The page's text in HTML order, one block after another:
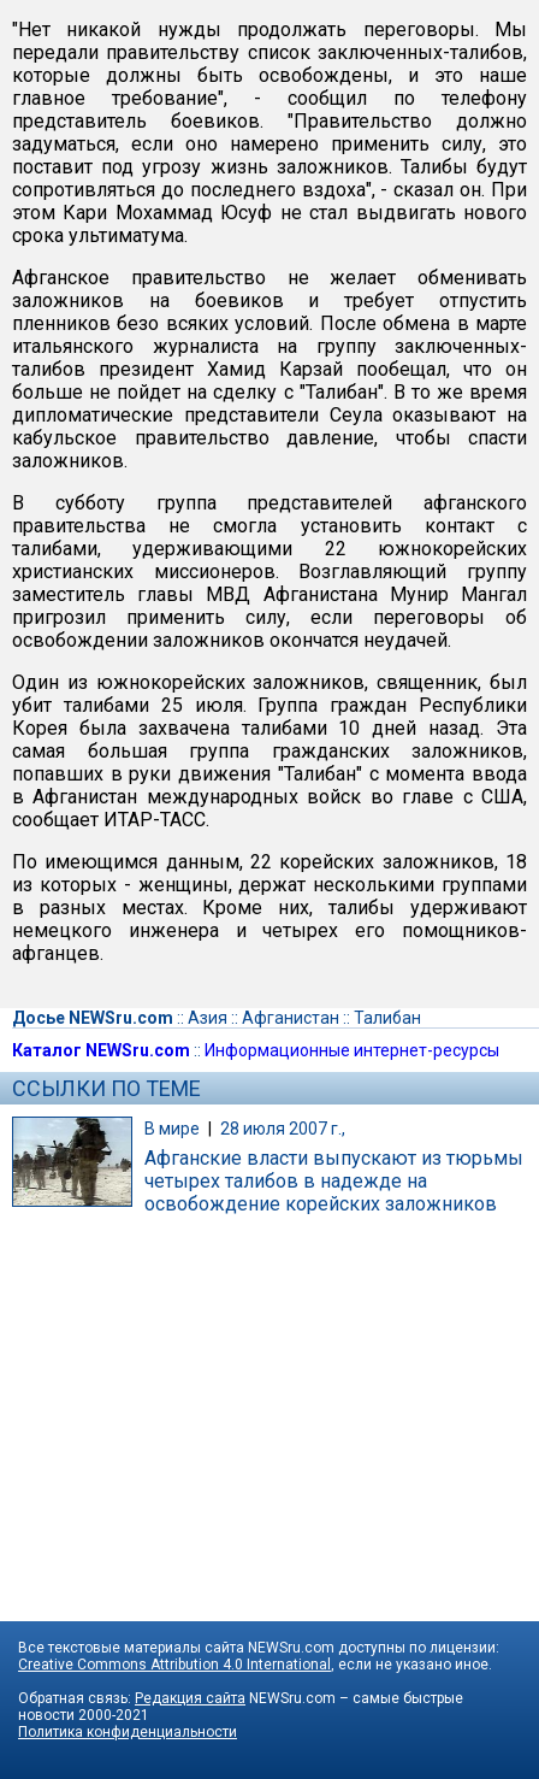
"Нет никакой нужды продолжать переговоры. Мы
передали правительству список заключенных-талибов,
которые должны быть освобождены, и это наше
главное требование", - сообщил по телефону
представитель боевиков. "Правительство должно
задуматься, если оно намерено применить силу, это
поставит под угрозу жизнь заложников. Талибы будут
сопротивляться до последнего вздоха", - сказал он. При
этом Кари Мохаммад Юсуф не стал выдвигать нового
срока ультиматума.
Афганское правительство не желает обменивать
заложников на боевиков и требует отпустить
пленников безо всяких условий. После обмена в марте
итальянского журналиста на группу заключенных-
талибов президент Хамид Карзай пообещал, что он
больше не пойдет на сделку с "Талибан". В то же время
дипломатические представители Сеула оказывают на
кабульское правительство давление, чтобы спасти
заложников.
В субботу группа представителей афганского
правительства не смогла установить контакт с
талибами, удерживающими 22 южнокорейских
христианских миссионеров. Возглавляющий группу
заместитель главы МВД Афганистана Мунир Мангал
пригрозил применить силу, если переговоры об
освобождении заложников окончатся неудачей.
Один из южнокорейских заложников, священник, был
убит талибами 25 июля. Группа граждан Республики
Корея была захвачена талибами 10 дней назад. Эта
самая большая группа гражданских заложников,
попавших в руки движения "Талибан" с момента ввода
в Афганистан международных войск во главе с США,
сообщает ИТАР-ТАСС.
По имеющимся данным, 22 корейских заложников, 18
из которых - женщины, держат несколькими группами
в разных местах. Кроме них, талибы удерживают
немецкого инженера и четырех его помощников-
афганцев.
Досье NEWSru.com :: Азия :: Афганистан :: Талибан
Каталог NEWSru.com :: Информационные интернет-ресурсы
ССЫЛКИ ПО ТЕМЕ
В мире | 28 июля 2007 г.,
Афганские власти выпускают из тюрьмы
четырех талибов в надежде на
освобождение корейских заложников
Все текстовые материалы сайта NEWSru.com доступны по лицензии:
Creative Commons Attribution 4.0 International
, если не указано иное.
Обратная связь: Редакция сайта NEWSru.com – самые быстрые
новости 2000-2021
Политика конфиденциальности